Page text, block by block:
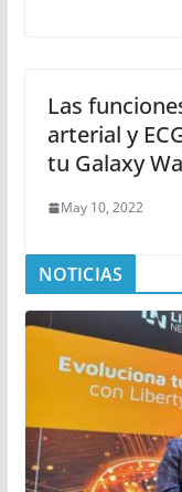
Las
arterial y
tu Galaxy
May 10, 2022
NOTICIAS